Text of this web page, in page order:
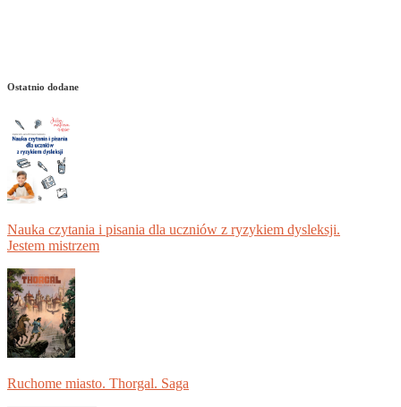
Ostatnio dodane
Nauka czytania i pisania dla uczniów z ryzykiem dysleksji.
Jestem mistrzem
Ruchome miasto. Thorgal. Saga